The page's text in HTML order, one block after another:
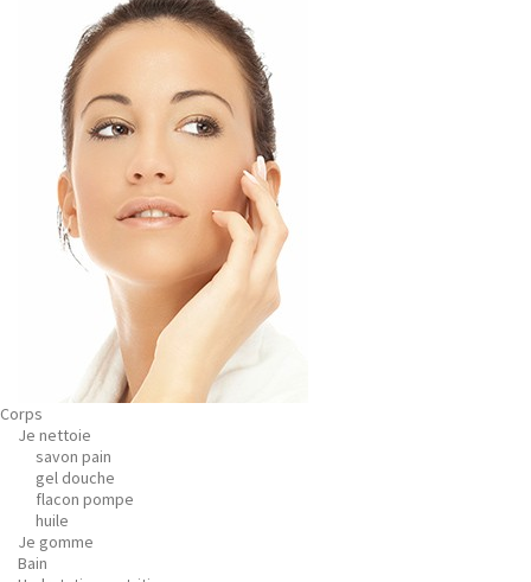
Corps
Je nettoie
savon pain
gel douche
flacon pompe
huile
Je gomme
Bain